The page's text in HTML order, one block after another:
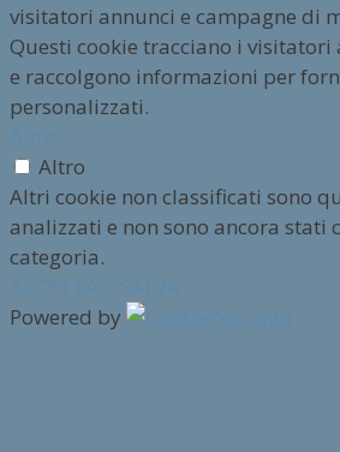
visitatori annunci e campagne di
Questi cookie tracciano i visitatori
e raccolgono informazioni per
personalizzati.
Altro
Altri cookie non classificati sono
analizzati e non sono ancora stati
categoria.
Powered by